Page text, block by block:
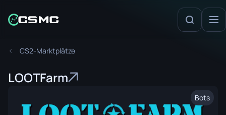
CS2-Marktplätze
LOOTFarm
Bots